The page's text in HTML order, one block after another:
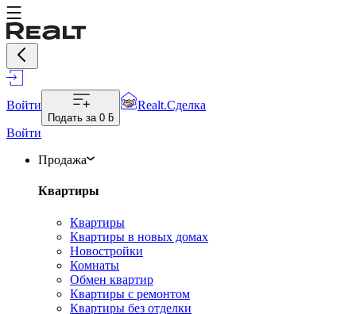
Войти
Подать за 0 ƃ
Realt.Сделка
Войти
Продажа
Квартиры
Квартиры
Квартиры в новых домах
Новостройки
Комнаты
Обмен квартир
Квартиры с ремонтом
Квартиры без отделки